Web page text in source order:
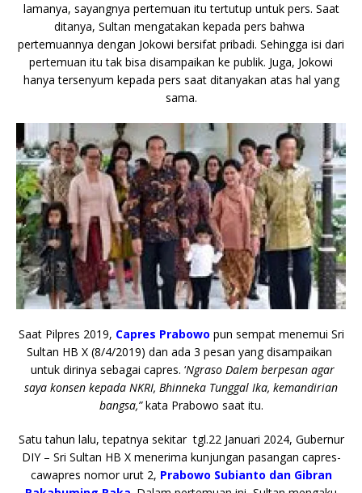
lamanya, sayangnya pertemuan itu tertutup untuk pers. Saat
ditanya, Sultan mengatakan kepada pers bahwa
pertemuannya dengan Jokowi bersifat pribadi. Sehingga isi dari
pertemuan itu tak bisa disampaikan ke publik. Juga, Jokowi
hanya tersenyum kepada pers saat ditanyakan atas hal yang
sama.
Saat Pilpres 2019, Capres Prabowo pun sempat menemui Sri
Sultan HB X (8/4/2019) dan ada 3 pesan yang disampaikan
untuk dirinya sebagai capres. ‘Ngraso Dalem berpesan agar
saya konsen kepada NKRI, Bhinneka Tunggal Ika, kemandirian
bangsa,”kata Prabowo saat itu.
Satu tahun lalu, tepatnya sekitar tgl.22 Januari 2024, Gubernur
DIY – Sri Sultan HB X menerima kunjungan pasangan capres-
cawapres nomor urut 2, Prabowo Subianto dan Gibran